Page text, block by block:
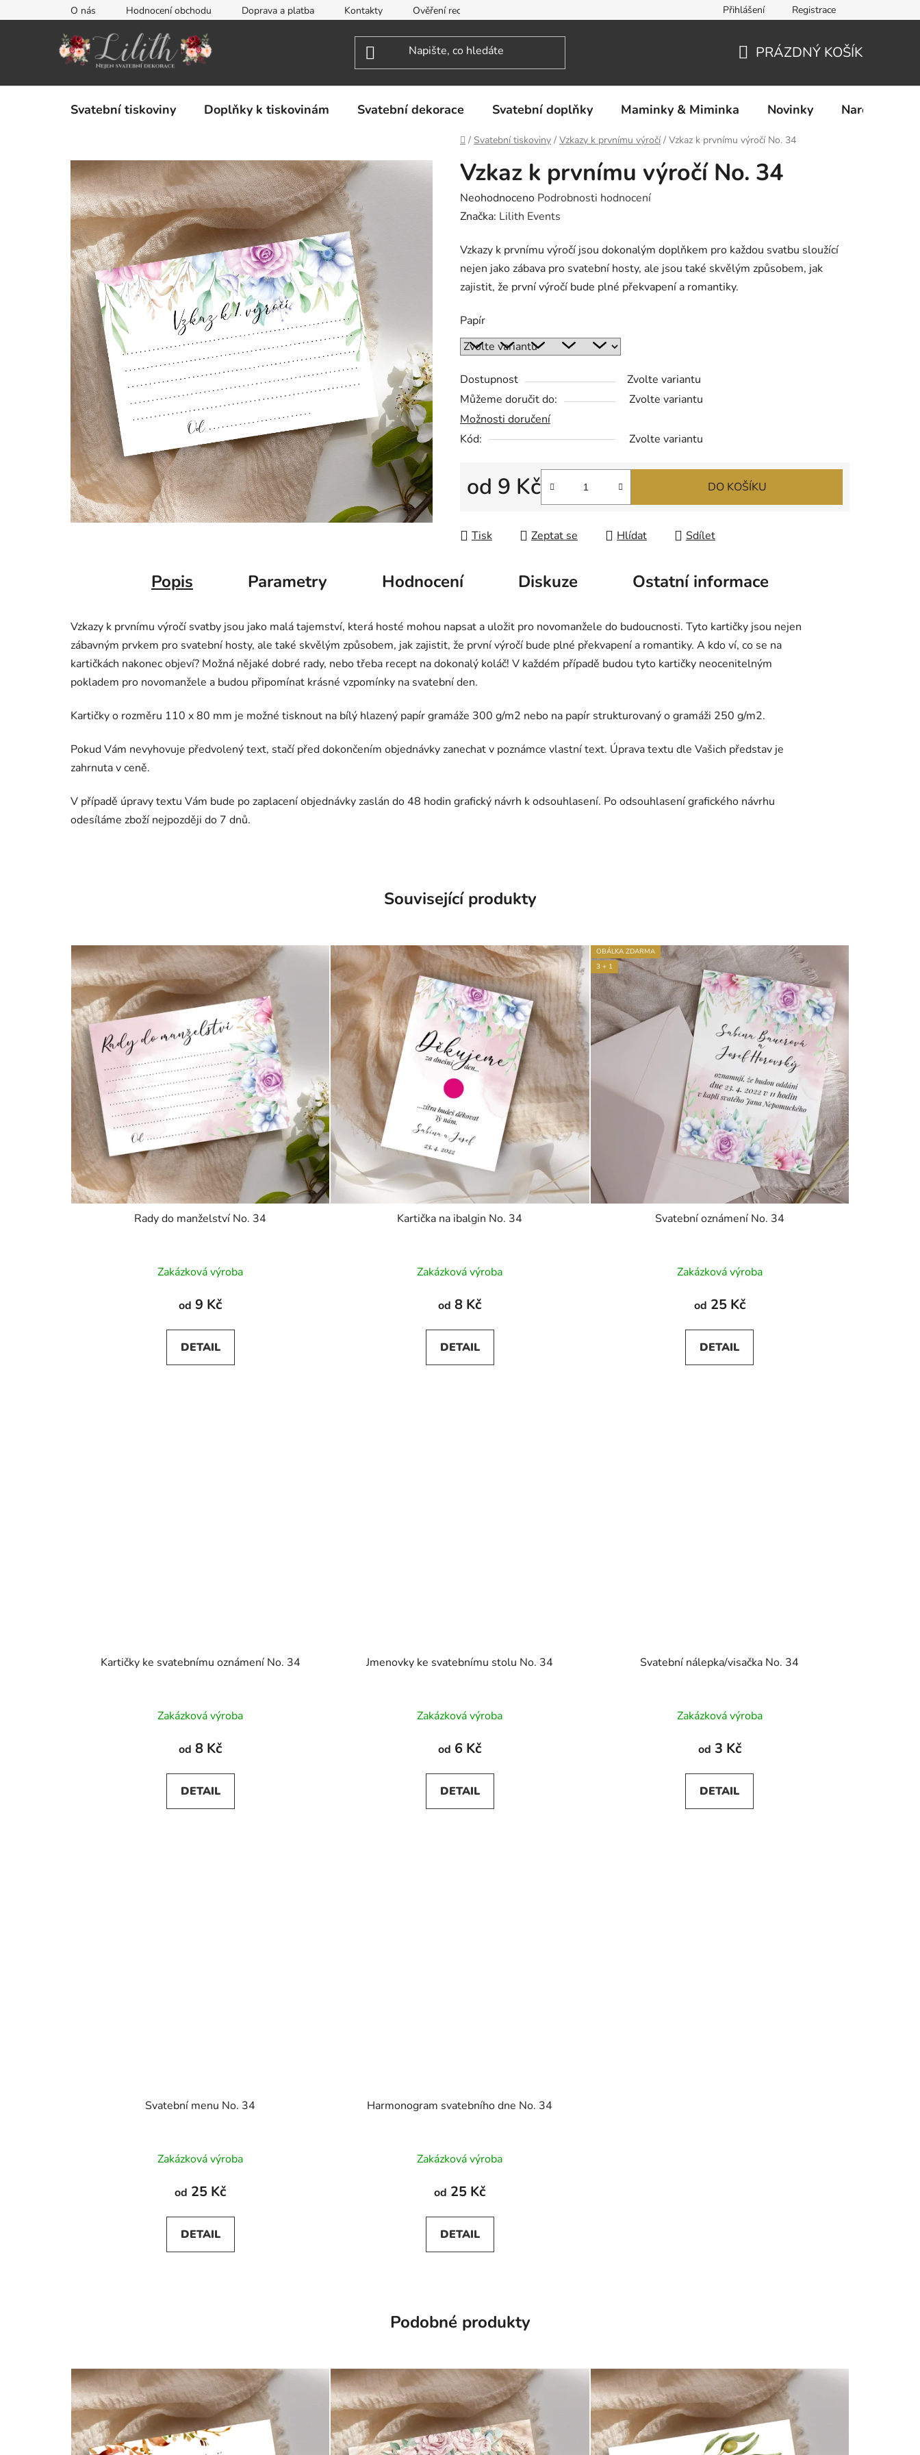
na
O nás Hodnocení obchodu Doprava a platba Kontakty Ověření recenzí Ochrana osobních údajůPřihlášení Registrace
KOŠÍK
PRÁZDNÝ KOŠÍK
Svatební tiskoviny Doplňky k tiskovinám Svatební dekorace Svatební doplňky Maminky & Miminka Novinky Narozeniny
Domů
/ Svatební tiskoviny / Vzkazy k prvnímu výročí / Vzkaz k prvnímu výročí No. 34
Vzkaz k prvnímu výročí No. 34
Průměrné
hodnocení
je
0,0
z
hvězdiček.
Neohodnoceno Podrobnosti hodnocení
Značka: Lilith Events
Vzkazy k prvnímu výročí jsou dokonalým doplňkem pro každou svatbu sloužící
nejen jako zábava pro svatební hosty, ale jsou také skvělým způsobem, jak
zajistit, že první výročí bude plné překvapení a romantiky.
Papír
Dostupnost
Zvolte variantu
Můžeme doručit do:
Zvolte variantu
Možnosti doručení
Kód:
Zvolte variantu
od 9 Kč DO KOŠÍKU
Tisk Zeptat se Hlídat Sdílet
Popis Parametry Hodnocení Diskuze Ostatní informace
Vzkazy k prvnímu výročí svatby jsou jako malá tajemství, která hosté mohou napsat a uložit pro novomanžele do budoucnosti. Tyto kartičky jsou nejen
zábavným prvkem pro svatební hosty, ale také skvělým způsobem, jak zajistit, že první výročí bude plné překvapení a romantiky. A kdo ví, co se na
kartičkách nakonec objeví? Možná nějaké dobré rady, nebo třeba recept na dokonalý koláč! V každém případě budou tyto kartičky neocenitelným
pokladem pro novomanžele a budou připomínat krásné vzpomínky na svatební den.
Kartičky o rozměru 110 x 80 mm je možné tisknout na bílý hlazený papír gramáže 300 g/m2 nebo na papír strukturovaný o gramáži 250 g/m2.
Pokud Vám nevyhovuje předvolený text, stačí před dokončením objednávky zanechat v poznámce vlastní text. Úprava textu dle Vašich představ je
zahrnuta v ceně.
V případě úpravy textu Vám bude po zaplacení objednávky zaslán do 48 hodin grafický návrh k odsouhlasení. Po odsouhlasení grafického návrhu
odesíláme zboží nejpozději do 7 dnů.
Související produkty
Rady do manželství No. 34
Zakázková výroba
od 9 Kč
DETAIL
Kartička na ibalgin No. 34
Zakázková výroba
od 8 Kč
DETAIL
OBÁLKA ZDARMA
3 + 1
Svatební oznámení No. 34
hodnocení
produktu
5,0
z
Zakázková výroba
od 25 Kč
DETAIL
Kartičky ke svatebnímu oznámení No. 34
Zakázková výroba
od 8 Kč
DETAIL
Jmenovky ke svatebnímu stolu No. 34
Zakázková výroba
od 6 Kč
DETAIL
Svatební nálepka/visačka No. 34
hodnocení
produktu
5,0
z
Zakázková výroba
od 3 Kč
DETAIL
Svatební menu No. 34
Zakázková výroba
od 25 Kč
DETAIL
Harmonogram svatebního dne No. 34
Zakázková výroba
od 25 Kč
DETAIL
Podobné produkty